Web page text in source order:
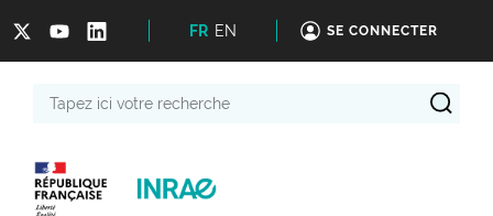
FR EN SE CONNECTER